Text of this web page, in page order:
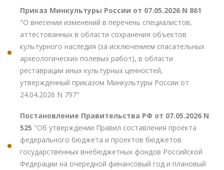
Приказ Минкультуры России от 07.05.2026 N 861
"О внесении изменений в перечень специалистов,
аттестованных в области сохранения объектов
культурного наследия (за исключением спасательных
археологических полевых работ), в области
реставрации иных культурных ценностей,
утвержденный приказом Минкультуры России от
24.04.2026 N 797"
Постановление Правительства РФ от 07.05.2026 N
525 "Об утверждении Правил составления проекта
федерального бюджета и проектов бюджетов
государственных внебюджетных фондов Российской
Федерации на очередной финансовый год и плановый